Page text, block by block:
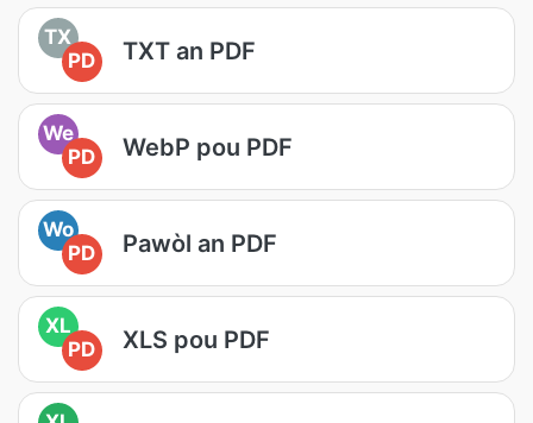
TX
PD
TXT an PDF
We
PD
WebP pou PDF
Wo
PD
Pawòl an PDF
XL
PD
XLS pou PDF